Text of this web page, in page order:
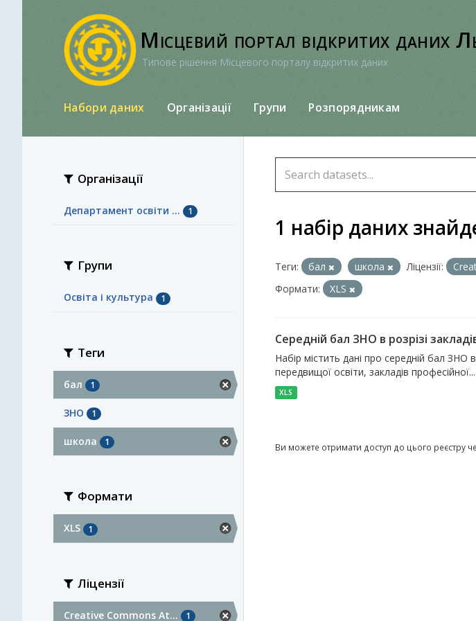
Місцевий портал відкритих даних
Типове рішення Місцевого порталу відкритих даних
Набори даних Організації Групи Розпорядникам
Організації
Департамент освіти ... 1
Групи
Освіта і культура 1
Теги
бал 1
ЗНО 1
школа 1
Формати
XLS 1
Ліцензії
Creative Commons At... 1
1 набір даних
Теги: бал школа Ліцензії:
Формати:
XLS
Середній бал ЗНО в розрізі
Набір містить дані про середній бал ЗНО в
передвищої освіти, закладів професійної...
XLS
Ви можете отримати доступ до цього реєстру